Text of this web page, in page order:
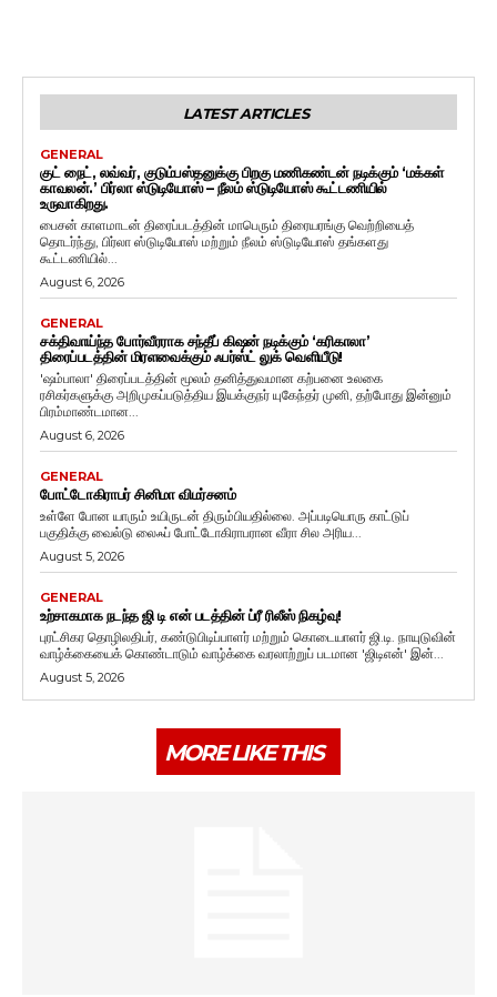
LATEST ARTICLES
GENERAL
குட் நைட், லவ்வர், குடும்பஸ்தனுக்கு பிறகு மணிகண்டன் நடிக்கும் ‘மக்கள்
காவலன்.’ பிர்லா ஸ்டுடியோஸ் – நீலம் ஸ்டுடியோஸ் கூட்டணியில்
உருவாகிறது.
பைசன் காளமாடன் திரைப்படத்தின் மாபெரும் திரையரங்கு வெற்றியைத்
தொடர்ந்து, பிர்லா ஸ்டுடியோஸ் மற்றும் நீலம் ஸ்டுடியோஸ் தங்களது
கூட்டணியில்...
August 6, 2026
GENERAL
சக்திவாய்ந்த போர்வீரராக சந்தீப் கிஷன் நடிக்கும் ‘கரிகாலா’
திரைப்படத்தின் மிரளவைக்கும் ஃபர்ஸ்ட் லுக் வெளியீடு!
'ஷம்பாலா' திரைப்படத்தின் மூலம் தனித்துவமான கற்பனை உலகை
ரசிகர்களுக்கு அறிமுகப்படுத்திய இயக்குநர் யுகேந்தர் முனி, தற்போது இன்னும்
பிரம்மாண்டமான...
August 6, 2026
GENERAL
போட்டோகிராபர் சினிமா விமர்சனம்
உள்ளே போன யாரும் உயிருடன் திரும்பியதில்லை. அப்படியொரு காட்டுப்
பகுதிக்கு வைல்டு லைஃப் போட்டோகிராபரான வீரா சில அரிய...
August 5, 2026
GENERAL
உற்சாகமாக நடந்த ஜி டி என் படத்தின் ப்ரீ ரிலீஸ் நிகழ்வு!
புரட்சிகர தொழிலதிபர், கண்டுபிடிப்பாளர் மற்றும் கொடையாளர் ஜி.டி. நாயுடுவின்
வாழ்க்கையைக் கொண்டாடும் வாழ்க்கை வரலாற்றுப் படமான 'ஜிடிஎன்' இன்...
August 5, 2026
MORE LIKE THIS